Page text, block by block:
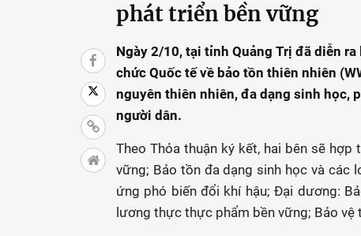
phát triển bền vững
Ngày 2/10, tại tỉnh Quảng Trị đã diễn
chức Quốc tế về bảo tồn thiên nhiên
nguyên thiên nhiên, đa dạng sinh học,
người dân.
Theo Thỏa thuận ký kết, hai bên sẽ
vững; Bảo tồn đa dạng sinh học và các
ứng phó biến đổi khí hậu; Đại dương:
lương thực thực phẩm bền vững; Bảo